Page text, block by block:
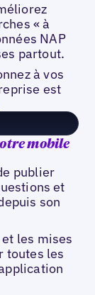
« à
NAP
partout.
à vos
est
mobile
publier
et
son
les mises
toutes les